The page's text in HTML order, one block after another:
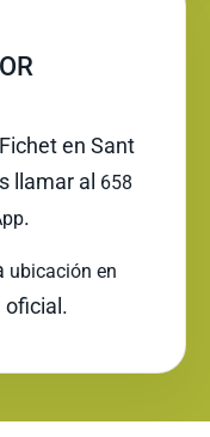
en Sant
llamar al 658
.
ubicación en
oficial.